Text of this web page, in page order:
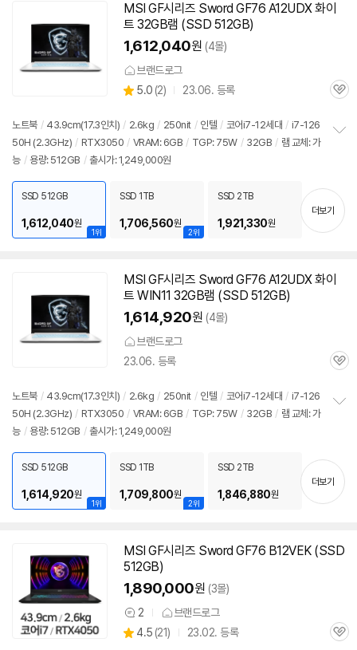
MSI GF시리즈 Sword GF76 A12UDX 화이
트 32GB램 (SSD 512GB)
1,612,040원 (4몰)
브랜드로그
별
5.0 (상
리
뷰
2) 23.06. 등록
관
노트북 / 43.9cm(17.3인치) / 2.6kg / 250nit / 인텔 / 코어i7-12세대 / i7-126
50H (2.3GHz) / RTX3050 / VRAM: 6GB / TGP: 75W / 32GB / 램 교체: 가
능 / 용량: 512GB / 출시가: 1,249,000원
기
1위
SSD 512GB
1,612,040원
2위
SSD 1TB
1,706,560원
SSD 2TB
1,921,330원
더보기
MSI GF시리즈 Sword GF76 A12UDX 화이
트 WIN11 32GB램 (SSD 512GB)
1,614,920원 (4몰)
브랜드로그
23.06. 등록
관
노트북 / 43.9cm(17.3인치) / 2.6kg / 250nit / 인텔 / 코어i7-12세대 / i7-126
50H (2.3GHz) / RTX3050 / VRAM: 6GB / TGP: 75W / 32GB / 램 교체: 가
능 / 용량: 512GB / 출시가: 1,249,000원
기
1위
SSD 512GB
1,614,920원
2위
SSD 1TB
1,709,800원
SSD 2TB
1,846,880원
더보기
MSI GF시리즈 Sword GF76 B12VEK (SSD
512GB)
1,890,000원 (3몰)
상
품
2 브랜드로그
별
4.5 (상
21) 23.02. 등록
관